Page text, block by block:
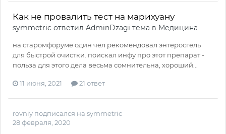
Как не провалить тест на марихуану
symmetric ответил AdminDzagi тема в Медицина
на старомфоруме один чел рекомендовал энтеросгель
для быстрой очистки. поискал инфу про этот препарат -
польза для этого дела весьма сомнительна, хороший...
11 июня, 2021 21 ответ
rovniy подписался на symmetric
28 февраля, 2020